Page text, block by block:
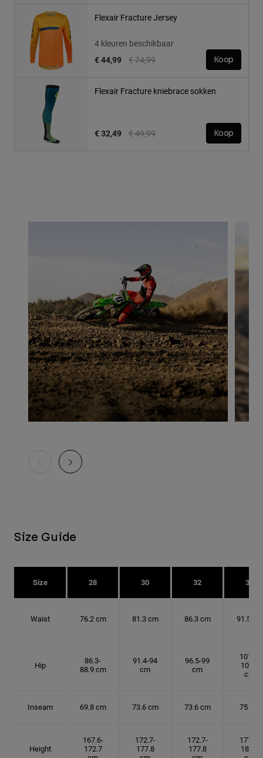
Flexair Fracture Jersey
4 kleuren beschikbaar
Price reduced from
€ 74,99to
€ 44,99 Koop
Flexair Fracture kniebrace sokken
Price reduced from
€ 49,99to
€ 32,49 Koop
Size Guide
Size 28 30 32 34
Waist 76.2 cm 81.3 cm 86.3 cm 91.5 cm
Hip
86.3-
88.9 cm
91.4-94
cm
96.5-99
cm
101.6-
104.1
cm
Inseam 69.8 cm 73.6 cm 73.6 cm 75 cm
Height
167.6-
172.7
172.7-
177.8
172.7-
177.8
177.8-
182.9